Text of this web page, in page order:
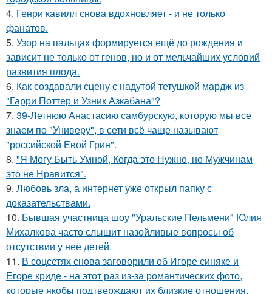
4. Генри кавилл снова вдохновляет - и не только
фанатов.
5. Узор на пальцах формируется ещё до рождения и
зависит не только от генов, но и от мельчайших условий
развития плода.
6. Как создавали сцену с надутой тетушкой мардж из
"Гарри Поттер и Узник Азкабана"?
7. 39-Летнюю Анастасию самбурскую, которую мы все
знаем по "Универу", в сети всё чаще называют
"российской Евой Грин".
8. "Я Могу Быть Умной, Когда это Нужно, но Мужчинам
это не Нравится".
9. Любовь зла, а интернет уже открыл папку с
доказательствами.
10. Бывшая участница шоу "Уральские Пельмени" Юлия
Михалкова часто слышит назойливые вопросы об
отсутствии у неё детей.
11. В соцсетях снова заговорили об Игоре синяке и
Егоре криде - на этот раз из-за романтических фото,
которые якобы подтверждают их близкие отношения.